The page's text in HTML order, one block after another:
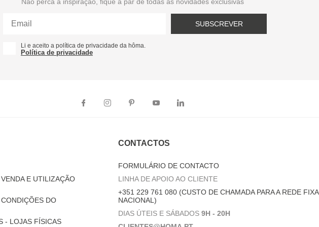
SUBSCREVER
Li e aceito a política de privacidade da hôma.
Política de privacidade
E UTILIZAÇÃO
DO
- LOJAS FÍSICAS
CONTACTOS
FORMULÁRIO DE CONTACTO
LINHA DE APOIO AO CLIENTE
+351 229 761 080 (CUSTO DE CHAMADA PARA A REDE FIXA
NACIONAL)
DIAS ÚTEIS E SÁBADOS 9H - 20H